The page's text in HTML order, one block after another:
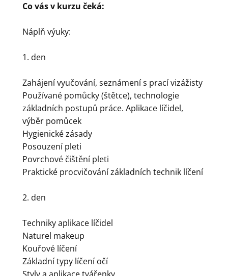
Co vás v kurzu čeká:
Náplň výuky:
1. den
Zahájení vyučování, seznámení s prací vizážisty
Používané pomůcky (štětce), technologie
základních postupů práce. Aplikace líčidel,
výběr pomůcek
Hygienické zásady
Posouzení pleti
Povrchové čištění pleti
Praktické procvičování základních technik líčení
2. den
Techniky aplikace líčidel
Naturel makeup
Kouřové líčení
Základní typy líčení očí